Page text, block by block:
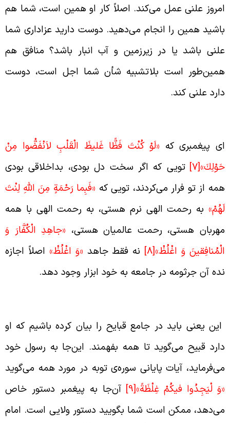
علنی عمل می‌کند. اصلاً کار او همین است، شما هم
همین را انجام می‌دهید. دوست دارید عزاداری شما
باشد یا در زیرزمین و آب انبار باشد؟ منافق هم
است بلاتشبیه شأن شما اجل است، دوست
علنی کند.
پیغمبری که«لَوْ كُنْتَ فَظًّا غَليظَ الْقَلْبِ لاَنْفَضُّوا مِنْ
[7]
تویی که اگر سخت دل بودی، بداخلاقی بودی
از تو فرار می‌کردند، تویی که«فَبِما رَحْمَةٍ مِنَ اللَّهِ لِنْتَ
به رحمت الهی نرم هستی، به رحمت الهی با همه
هستی، رحمت عالمیان هستی،«جاهِدِ الْكُفَّارَ وَ
وَ اغْلُظْ»[8] نه فقط جاهد«وَ اغْلُظْ»اصلاً اجازه
آن جرثومه در جامعه به خود ابزار وجود دهد.
یعنی باید در جامع قبایح را بیان کرده باشیم که او
قبیح می‌گوید تا همه بفهمند. این‌جا به رسول خود
آیات پایانی سوره‌ی توبه در مورد همه‌ می‌گوید
وَ لْيَجِدُوا فيكُمْ غِلْظَةً»
[9]
آن‌جا به پیغمبر دستور خاص
ممکن است شما بگویید دستور ولایی است. امام